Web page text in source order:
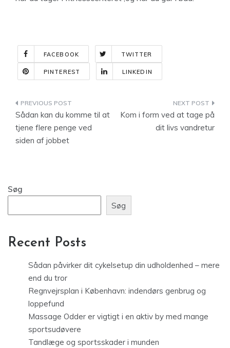
FACEBOOK TWITTER
PINTEREST LINKEDIN
Indlægsnavigation
Sådan kan du komme til at
tjene flere penge ved
siden af jobbet
Kom i form ved at tage på
dit livs vandretur
Søg
Søg
Recent Posts
Sådan påvirker dit cykelsetup din udholdenhed – mere
end du tror
Regnvejrsplan i København: indendørs genbrug og
loppefund
Massage Odder er vigtigt i en aktiv by med mange
sportsudøvere
Tandlæge og sportsskader i munden